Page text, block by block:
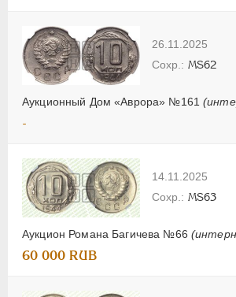
26.11.2025
Аукционный Дом «Аврора» №161
MS62
-
14.11.2025
Аукцион Романа Багичева №66
MS63
60 000 RUB